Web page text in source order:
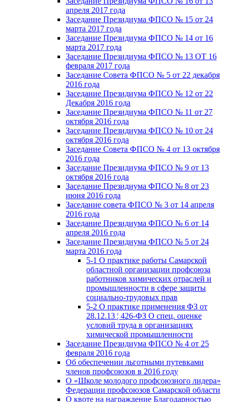
апреля 2017 года
Заседание Президиума ФПСО № 15 от 24
марта 2017 года
Заседание Президиума ФПСО № 14 от 16
марта 2017 года
Заседание Президиума ФПСО № 13 ОТ 16
февраля 2017 года
Заседание Совета ФПСО № 5 от 22 декабря
2016 года
Заседание Президиума ФПСО № 12 от 22
Декабря 2016 года
Заседание Президиума ФПСО № 11 от 27
октября 2016 года
Заседание Президиума ФПСО № 10 от 24
октября 2016 года
Заседание Совета ФПСО № 4 от 13 октября
2016 года
Заседание Президиума ФПСО № 9 от 13
октября 2016 года
Заседание Президиума ФПСО № 8 от 23
июня 2016 года
Заседание совета ФПСО № 3 от 14 апреля
2016 года
Заседание Президиума ФПСО № 6 от 14
апреля 2016 года
Заседание Президиума ФПСО № 5 от 24
марта 2016 года
5-1 О практике работы Самарской
областной организации профсоюза
работников химических отраслей и
промышленности в сфере защиты
социально-трудовых прав
5-2 О практике применения ФЗ от
28.12.13 ¦ 426-ФЗ О спец. оценке
условий труда в организациях
химической промышленности
Заседание Президиума ФПСО № 4 от 25
февраля 2016 года
Об обеспечении льготными путевками
членов профсоюзов в 2016 году
О «Школе молодого профсоюзного лидера»
Федерации профсоюзов Самарской области
О квоте на награждение Благодарностью